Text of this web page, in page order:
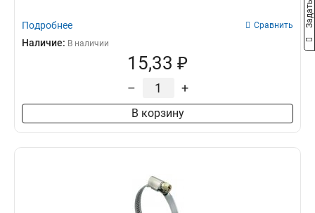
Подробнее Сравнить
Наличие: В наличии
15,33 ₽
– +
В корзину